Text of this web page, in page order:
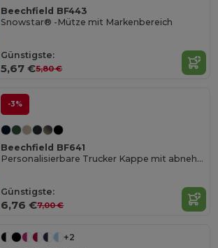
Beechfield BF443
Snowstar® -Mütze mit Markenbereich
Günstigste:
5,67 €5,80 €
-3%
Beechfield BF641
Personalisierbare Trucker Kappe mit abnehmbarem Patch
Günstigste:
6,76 €7,00 €
+2